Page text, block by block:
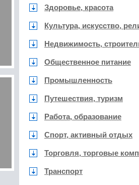
Здоровье, красота
Культура, искусство,
Недвижимость,
Общественное питание
Промышленность
Путешествия, туризм
Работа, образование
Спорт, активный отдых
Торговля, торговые
Транспорт